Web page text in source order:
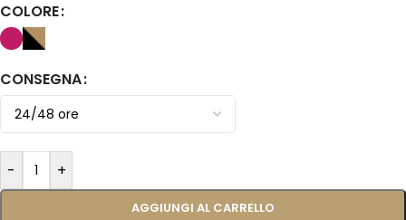
COLORE
CONSEGNA
- +
AGGIUNGI AL CARRELLO